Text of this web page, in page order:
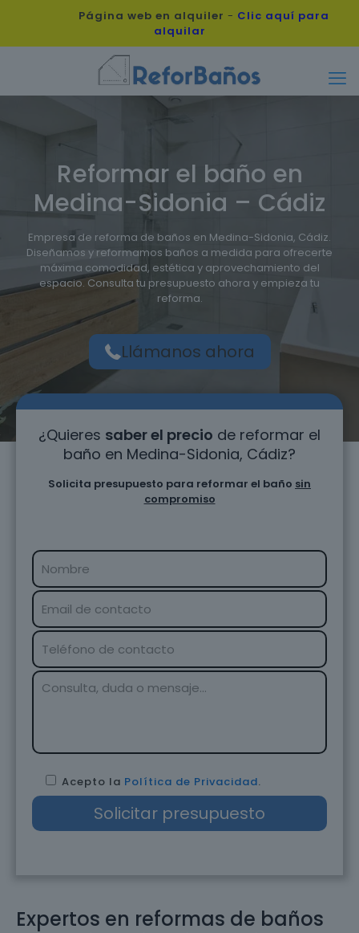
Página web en alquiler - Clic aquí para
alquilar
Reformar el baño en
Medina-Sidonia – Cádiz
Empresa de reforma de baños en Medina-Sidonia, Cádiz.
Diseñamos y reformamos baños a medida para ofrecerte
máxima comodidad, estética y aprovechamiento del
espacio. Consulta tu presupuesto ahora y empieza tu
reforma.
Llámanos ahora
Expertos en reformas de baños
¿Quieres saber el precio de reformar el
baño en Medina-Sidonia, Cádiz?
Solicita presupuesto para reformar el baño sin
compromiso
Acepto la Política de Privacidad.